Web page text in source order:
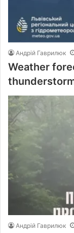
Андрій Гаврилюк
Weather
Андрій Гаврилюк